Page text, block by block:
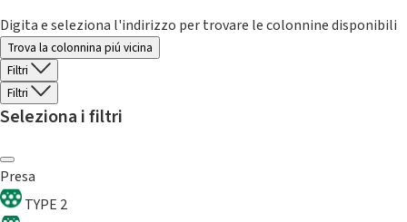
Digita e seleziona l'indirizzo per trovare le colonnine disponibili
Trova la colonnina piú vicina
Filtri
Filtri
Seleziona i filtri
Presa
TYPE 2